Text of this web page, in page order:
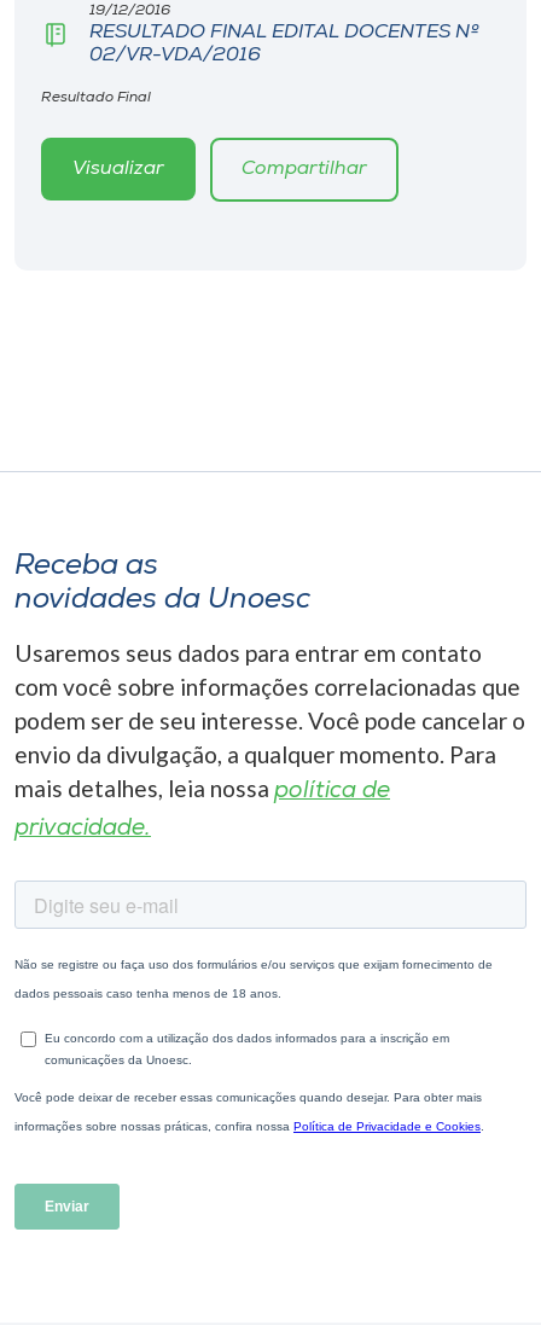
19/12/2016
RESULTADO FINAL EDITAL DOCENTES Nº
02/VR-VDA/2016
Resultado Final
Visualizar Compartilhar
Receba as
novidades da Unoesc
Usaremos seus dados para entrar em contato
com você sobre informações correlacionadas que
podem ser de seu interesse. Você pode cancelar o
envio da divulgação, a qualquer momento. Para
mais detalhes, leia nossa política de
privacidade.